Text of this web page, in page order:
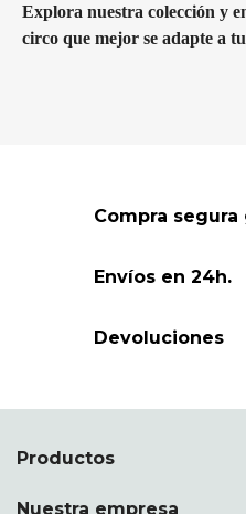
Explora nuestra colección y
circo que mejor se adapte a
Compra
Envíos en 24h.
Devoluciones
Productos
Nuestra empresa